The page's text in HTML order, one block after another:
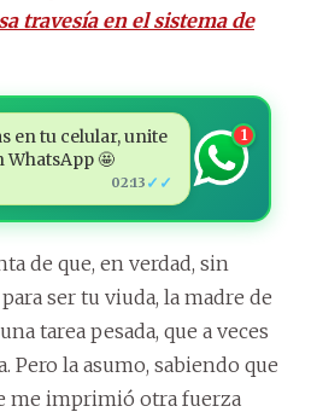
travesía en el sistema de
en tu celular, unite
WhatsApp 🤩
02:13 ✓✓
1
de que, en verdad, sin
ser tu viuda, la madre de
tarea pesada, que a veces
Pero la asumo, sabiendo que
me imprimió otra fuerza